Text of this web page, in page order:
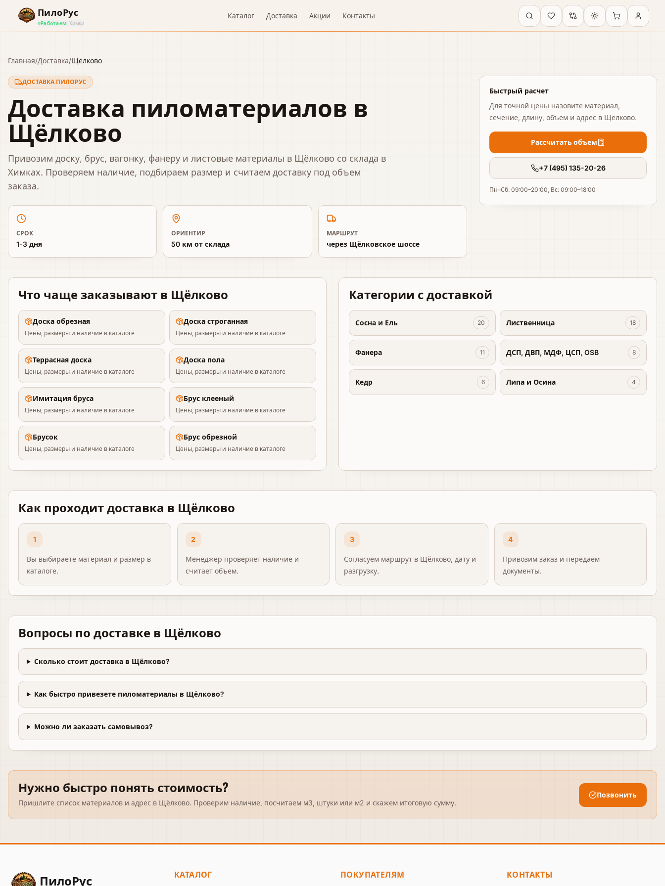
ПилоРус
Работаем· Химки
Каталог Доставка Акции Контакты
Главная/Доставка/Щёлково
ДОСТАВКА ПИЛОРУС
Доставка пиломатериалов в
Щёлково
Привозим доску, брус, вагонку, фанеру и листовые материалы в Щёлково со склада в
Химках. Проверяем наличие, подбираем размер и считаем доставку под объем
заказа.
СРОК
1-3 дня
ОРИЕНТИР
50 км от склада
МАРШРУТ
через Щёлковское шоссе
Быстрый расчет
Для точной цены назовите материал,
сечение, длину, объем и адрес в Щёлково.
Рассчитать объем
+7 (495) 135-20-26
Пн–Сб: 09:00–20:00, Вс: 09:00–18:00
Что чаще заказываютв Щёлково
Доска обрезная
Цены, размеры и наличие в каталоге
Доска строганная
Цены, размеры и наличие в каталоге
Террасная доска
Цены, размеры и наличие в каталоге
Доска пола
Цены, размеры и наличие в каталоге
Имитация бруса
Цены, размеры и наличие в каталоге
Брус клееный
Цены, размеры и наличие в каталоге
Брусок
Цены, размеры и наличие в каталоге
Брус обрезной
Цены, размеры и наличие в каталоге
Категории с доставкой
Сосна и Ель 20 Лиственница 18
Фанера 11 ДСП, ДВП, МДФ, ЦСП, OSB 8
Кедр 6 Липа и Осина 4
Как проходит доставка в Щёлково
1
Вы выбираете материал и размер в
каталоге.
2
Менеджер проверяет наличие и
считает объем.
3
Согласуем маршрут в Щёлково, дату и
разгрузку.
4
Привозим заказ и передаем
документы.
Вопросы по доставкев Щёлково
Сколько стоит доставка в Щёлково?
Как быстро привезете пиломатериалы в Щёлково?
Можно ли заказать самовывоз?
Нужно быстро понять стоимость?
Пришлите список материалов и адрес в Щёлково. Проверим наличие, посчитаем м3, штуки или м2 и скажем итоговую сумму.
Позвонить
ПилоРус КАТАЛОГ ПОКУПАТЕЛЯМ КОНТАКТЫ